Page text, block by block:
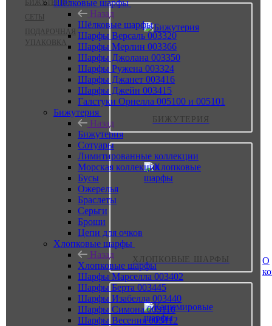
БИЖУТЕРИИ
СЕТЫ
ПОДАРОЧНАЯ
УПАКОВКА
БИЖУТЕРИЯ
ХЛОПКОВЫЕ ШАРФЫ
О
Шёлковые шарфы
Назад
Шёлковые шарфы
Шарфы Версаль 003320
Шарфы Мерлин 003366
Шарфы Джолана 003350
Шарфы Ружена 003324
Шарфы Джанет 003416
Шарфы Джейн 003415
Галстуки Орнелла 005100 и 005101
Бижутерия
Назад
Бижутерия
Сотуары
Лимитированные коллекции
Морская коллекция
Бусы
Ожерелья
Браслеты
Серьги
Броши
Цепи для очков
Хлопковые шарфы
Назад
Хлопковые шарфы
Шарфы Марселла 003402
Шарфы Берта 003445
Шарфы Изабелла 003440
Шарфы Симона 003110
Шарфы Весения 003412